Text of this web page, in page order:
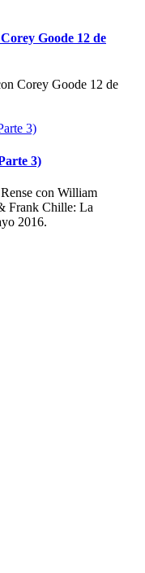
Goode 12 de
Corey Goode 12 de
3)
con William
Frank Chille: La
2016.